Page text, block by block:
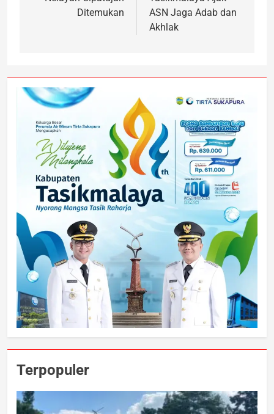
Ditemukan
ASN Jaga Adab dan
Akhlak
Terpopuler